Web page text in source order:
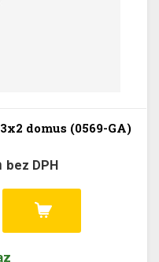
domus (0569-GA)
bez DPH